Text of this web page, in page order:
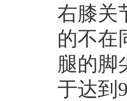
右膝关
的不在
腿的脚
于达到